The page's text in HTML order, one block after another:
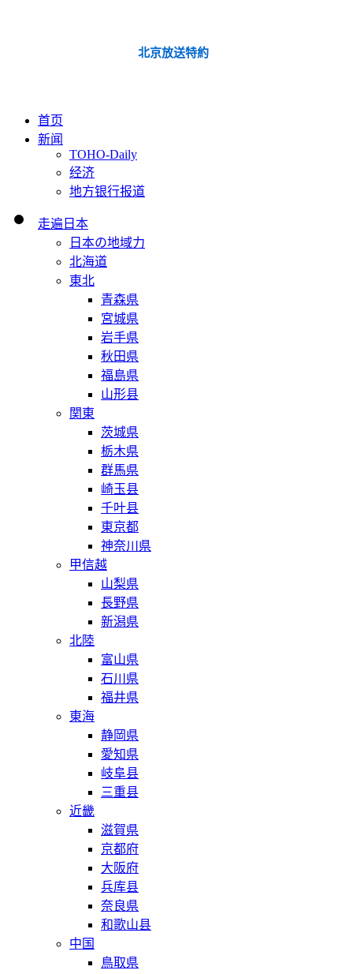
北京放送特約
首页
新闻
TOHO-Daily
经济
地方银行报道
走遍日本
日本の地域力
北海道
東北
青森県
宮城県
岩手県
秋田県
福島県
山形县
関東
茨城県
栃木県
群馬県
崎玉县
千叶县
東京都
神奈川県
甲信越
山梨県
長野県
新潟県
北陸
富山県
石川県
福井県
東海
静岡県
愛知県
岐阜县
三重县
近畿
滋賀県
京都府
大阪府
兵库县
奈良県
和歌山县
中国
鳥取県